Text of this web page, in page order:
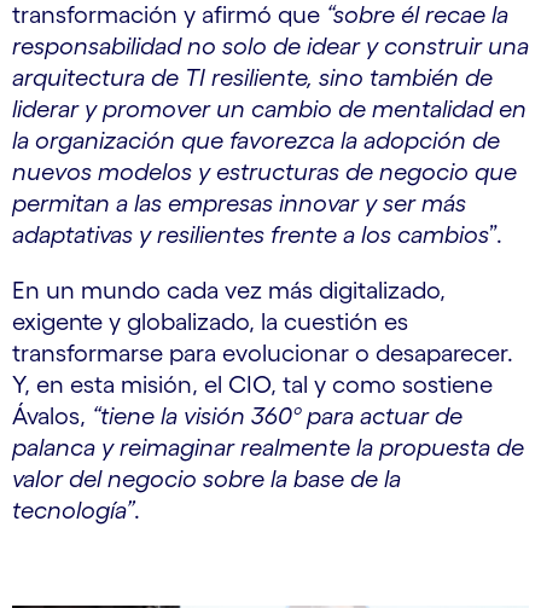
transformación y afirmó que “sobre él recae la
responsabilidad no solo de idear y construir una
arquitectura de TI resiliente, sino también de
liderar y promover un cambio de mentalidad en
la organización que favorezca la adopción de
nuevos modelos y estructuras de negocio que
permitan a las empresas innovar y ser más
adaptativas y resilientes frente a los cambios”.
En un mundo cada vez más digitalizado,
exigente y globalizado, la cuestión es
transformarse para evolucionar o desaparecer.
Y, en esta misión, el CIO, tal y como sostiene
Ávalos, “tiene la visión 360º para actuar de
palanca y reimaginar realmente la propuesta de
valor del negocio sobre la base de la
tecnología”.